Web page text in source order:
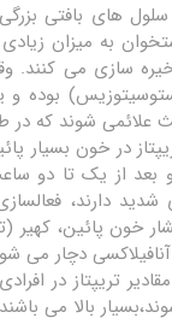
های بافتی
به میزان
سازی می کنند.
بوده و
شوند که در
و بعد از یک تا
شدید دارند،
خون پائین،
دچار می
تریپتاز در
بالا می